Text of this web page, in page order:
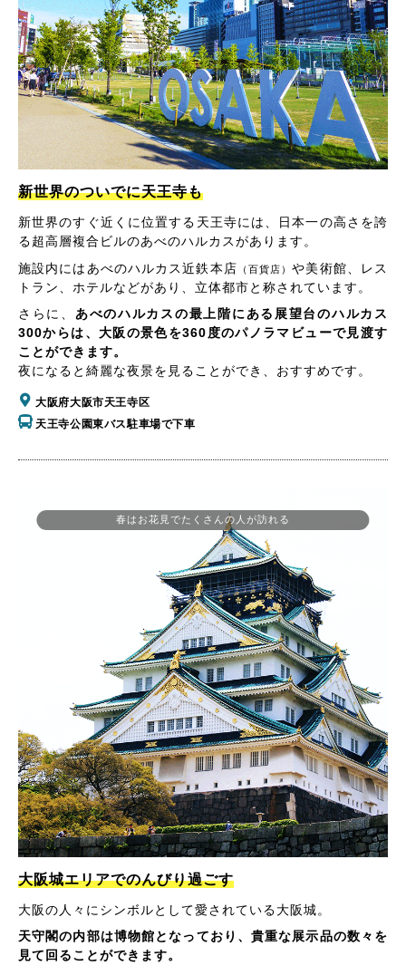
新世界のついでに天王寺も
新世界のすぐ近くに位置する天王寺には、日本一の高さを誇
る超高層複合ビルのあべのハルカスがあります。
施設内にはあべのハルカス近鉄本店 （百貨店）や美術館、レス
トラン、ホテルなどがあり、立体都市と称されています。
さらに、 あべのハルカスの最上階にある展望台のハルカス
300からは、大阪の景色を360度のパノラマビューで見渡す
ことができます。
夜になると綺麗な夜景を見ることができ、おすすめです。
大阪府大阪市天王寺区
天王寺公園東バス駐車場で下車
春はお花見でたくさんの人が訪れる
大阪城エリアでのんびり過ごす
大阪の人々にシンボルとして愛されている大阪城。
天守閣の内部は博物館となっており、貴重な展示品の数々を
見て回ることができます。